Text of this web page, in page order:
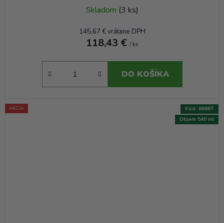
Skladom (3 ks)
145,67 € vrátane DPH
118,43 € / ks
DO KOŠÍKA
AKCIA
Objem 540 ml
Kód: 8686T